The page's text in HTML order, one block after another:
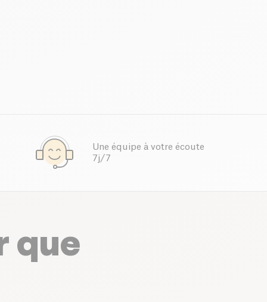
Une équipe à votre écoute
7j/7
que